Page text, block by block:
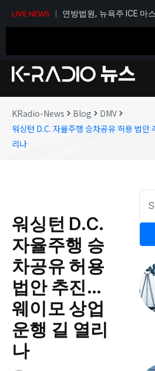
LIVE NEWS
연방법원, 뉴욕주 ICE 마
갈등 계속
KRadio-News Blog
DMV
워싱턴 D.C. 자율주행 승차공유 허용 법
리나
워싱턴 D.C.
자율주행 승
차공유 허용
법안 추진…
웨이모 상업
운행 길 열리
나